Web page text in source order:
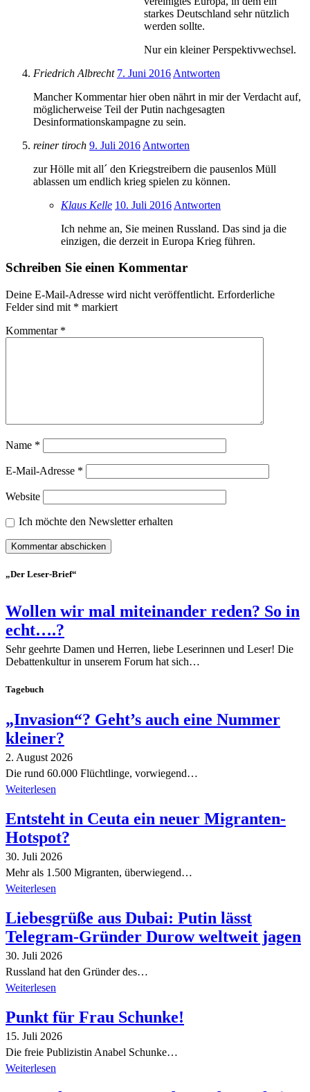
starkes Deutschland sehr nützlich
werden sollte.
Nur ein kleiner Perspektivwechsel.
Friedrich Albrecht 7. Juni 2016 Antworten
Mancher Kommentar hier oben nährt in mir der Verdacht auf,
möglicherweise Teil der Putin nachgesagten
Desinformationskampagne zu sein.
reiner tiroch 9. Juli 2016 Antworten
zur Hölle mit all´ den Kriegstreibern die pausenlos Müll
ablassen um endlich krieg spielen zu können.
Klaus Kelle 10. Juli 2016 Antworten
Ich nehme an, Sie meinen Russland. Das sind ja die
einzigen, die derzeit in Europa Krieg führen.
Schreiben Sie einen Kommentar
Deine E-Mail-Adresse wird nicht veröffentlicht. Erforderliche
Felder sind mit * markiert
Kommentar *
Name *
E-Mail-Adresse *
Website
Ich möchte den Newsletter erhalten
„Der Leser-Brief“
Wollen wir mal miteinander reden? So in
echt….?
Sehr geehrte Damen und Herren, liebe Leserinnen und Leser! Die
Debattenkultur in unserem Forum hat sich…
Tagebuch
„Invasion“? Geht’s auch eine Nummer
kleiner?
2. August 2026
Die rund 60.000 Flüchtlinge, vorwiegend…
Weiterlesen
Entsteht in Ceuta ein neuer Migranten-
Hotspot?
30. Juli 2026
Mehr als 1.500 Migranten, überwiegend…
Weiterlesen
Liebesgrüße aus Dubai: Putin lässt
Telegram-Gründer Durow weltweit jagen
30. Juli 2026
Russland hat den Gründer des…
Weiterlesen
Punkt für Frau Schunke!
15. Juli 2026
Die freie Publizistin Anabel Schunke…
Weiterlesen